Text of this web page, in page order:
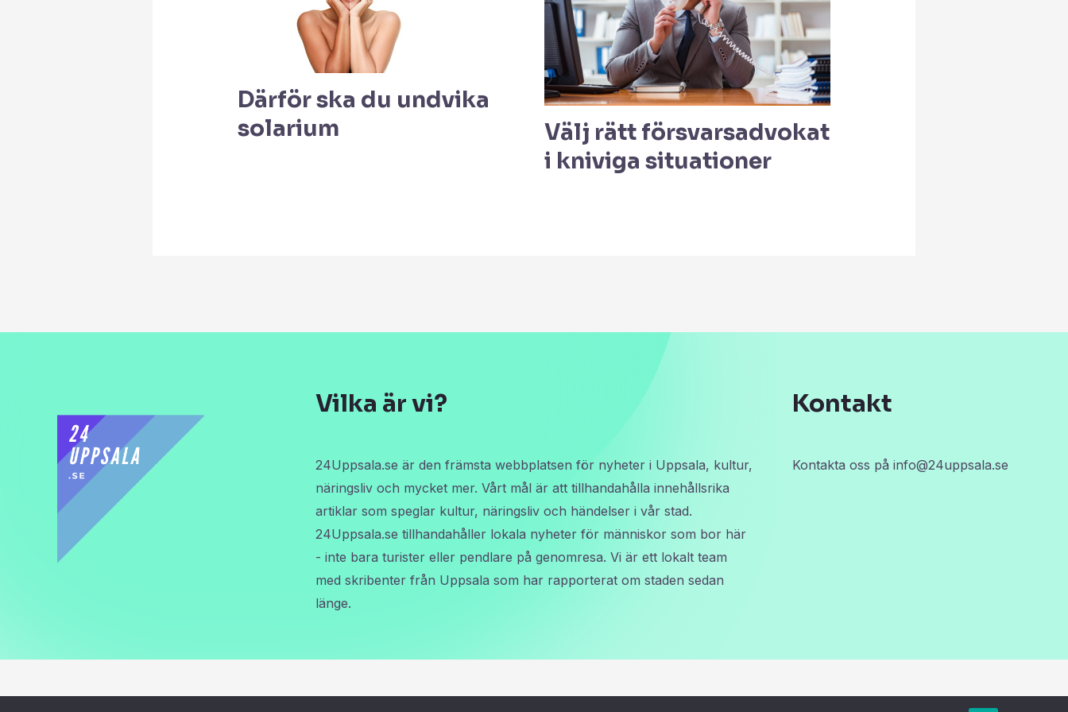
Därför ska du undvika
solarium
Välj rätt försvarsadvokat
i kniviga situationer
Vilka är vi?
24Uppsala.se är den främsta webbplatsen för nyheter i Uppsala, kultur,
näringsliv och mycket mer. Vårt mål är att tillhandahålla innehållsrika
artiklar som speglar kultur, näringsliv och händelser i vår stad.
24Uppsala.se tillhandahåller lokala nyheter för människor som bor här
- inte bara turister eller pendlare på genomresa. Vi är ett lokalt team
med skribenter från Uppsala som har rapporterat om staden sedan
länge.
Kontakt
Kontakta oss på info@24uppsala.se